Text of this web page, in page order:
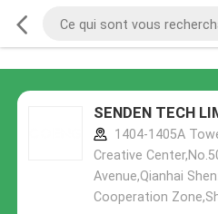
SENDEN TECH
1404-1405A
Creative
Avenue,Qianhai
Cooperation